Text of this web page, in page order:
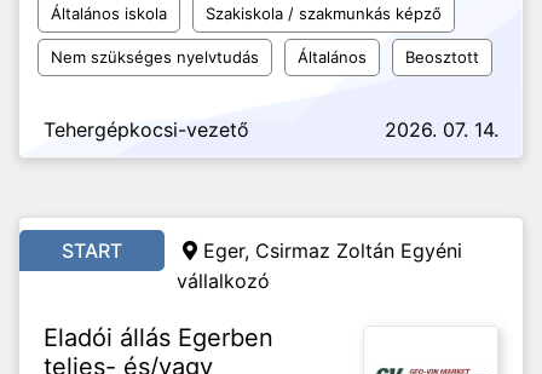
Általános iskola Szakiskola / szakmunkás képző
Nem szükséges nyelvtudás Általános Beosztott
Tehergépkocsi-vezető 2026. 07. 14.
START
Eger, Csirmaz Zoltán Egyéni
vállalkozó
Eladói állás Egerben
teljes- és/vagy